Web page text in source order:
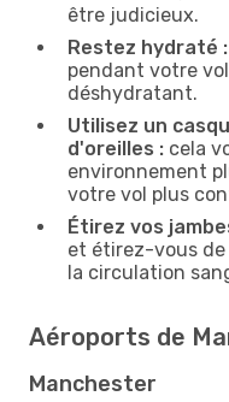
être judicieux.
Restez hydraté :
pendant votre
déshydratant.
Utilisez un
d'oreilles : cela
environnement
votre vol plus
Étirez vos
et étirez-vous
la circulation
Aéroports de
Manchester